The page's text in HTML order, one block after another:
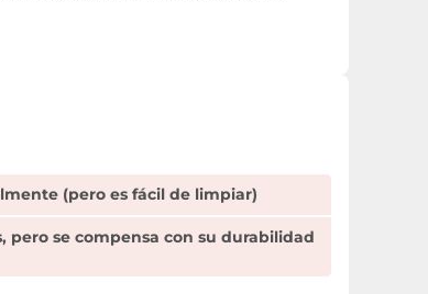
(pero es fácil de limpiar)
pero se compensa con su durabilidad